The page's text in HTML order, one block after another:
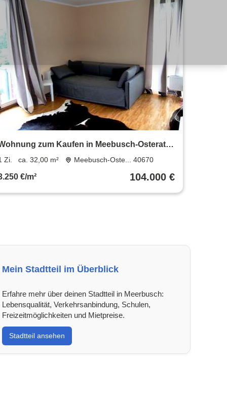
zum Kaufen in Meebusch-Osterath
€ 32 m²
Zi. ca. 32,00 m² Meebusch-Oste... 40670
€/m² 104.000 €
Mein Stadtteil im Überblick
Erfahre mehr über deinen Stadtteil in Meerbusch:
Lebensqualität, Verkehrsanbindung, Schulen,
Freizeitmöglichkeiten und Mietpreise.
Stadtteil ansehen